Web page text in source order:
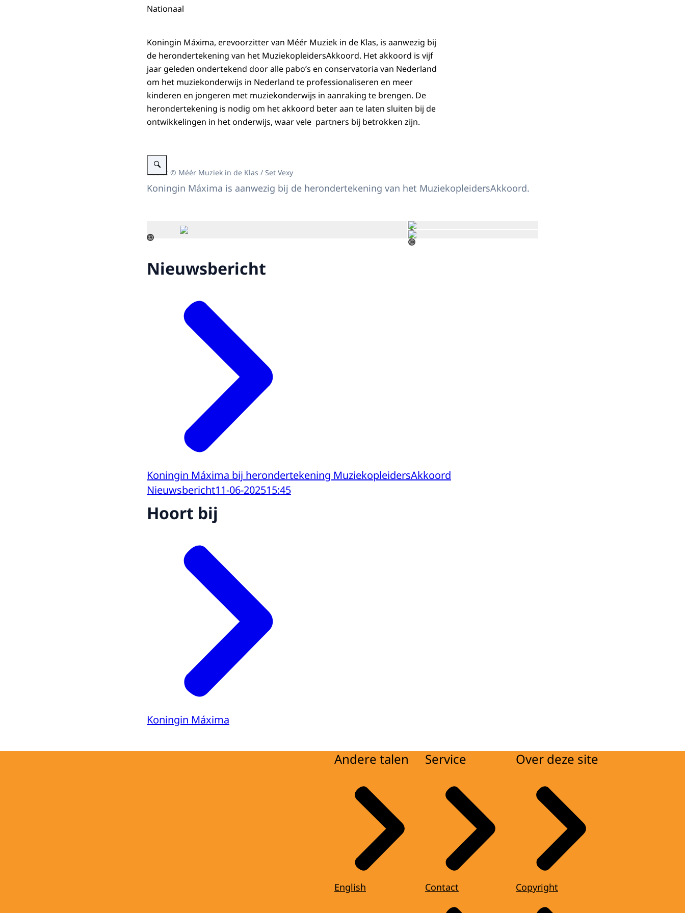
Nationaal
Koningin Máxima, erevoorzitter van Méér Muziek in de Klas, is aanwezig bij
de herondertekening van het MuziekopleidersAkkoord. Het akkoord is vijf
jaar geleden ondertekend door alle pabo’s en conservatoria van Nederland
om het muziekonderwijs in Nederland te professionaliseren en meer
kinderen en jongeren met muziekonderwijs in aanraking te brengen. De
herondertekening is nodig om het akkoord beter aan te laten sluiten bij de
ontwikkelingen in het onderwijs, waar vele partners bij betrokken zijn.
Vergroot afbeelding Koningin Máxima bij herondertekening MuziekopleidersAkkoord
Beeld: © Méér Muziek in de Klas / Set Vexy
Koningin Máxima is aanwezig bij de herondertekening van het MuziekopleidersAkkoord.
Open de galerij in vergrote weergave
©
©
©
Nieuwsbericht
Koningin Máxima bij herondertekening MuziekopleidersAkkoord
Nieuwsbericht11-06-202515:45
Hoort bij
Koningin Máxima
Andere talen
English
Service
Contact
Over deze site
Copyright